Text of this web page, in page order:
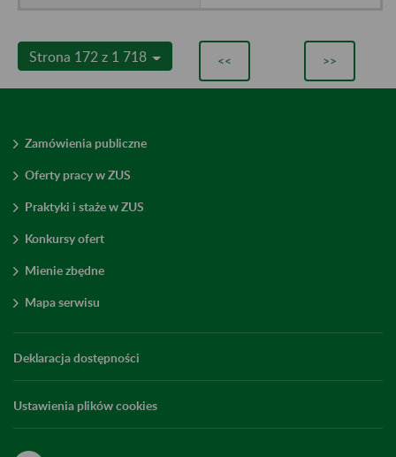
Strona 172 z 1 718 << >>
Zamówienia publiczne
Oferty pracy w ZUS
Praktyki i staże w ZUS
Konkursy ofert
Mienie zbędne
Mapa serwisu
Deklaracja dostępności
Ustawienia plików cookies